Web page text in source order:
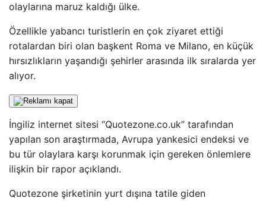
olaylarına maruz kaldığı ülke.
Özellikle yabancı turistlerin en çok ziyaret ettiği
rotalardan biri olan başkent Roma ve Milano, en küçük
hırsızlıkların yaşandığı şehirler arasında ilk sıralarda yer
alıyor.
İngiliz internet sitesi “Quotezone.co.uk” tarafından
yapılan son araştırmada, Avrupa yankesici endeksi ve
bu tür olaylara karşı korunmak için gereken önlemlere
ilişkin bir rapor açıklandı.
Quotezone şirketinin yurt dışına tatile giden